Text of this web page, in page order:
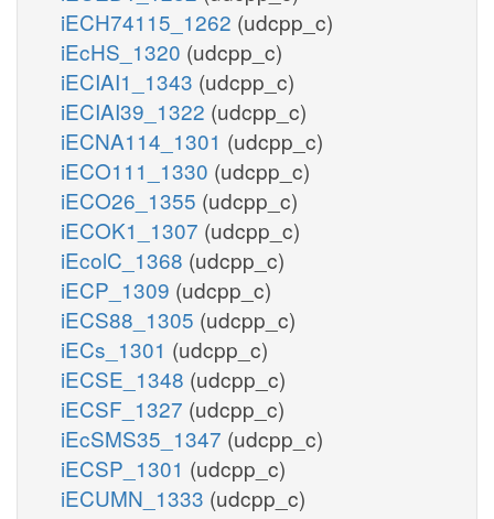
iECH74115_1262 (udcpp_c)
iEcHS_1320 (udcpp_c)
iECIAI1_1343 (udcpp_c)
iECIAI39_1322 (udcpp_c)
iECNA114_1301 (udcpp_c)
iECO111_1330 (udcpp_c)
iECO26_1355 (udcpp_c)
iECOK1_1307 (udcpp_c)
iEcolC_1368 (udcpp_c)
iECP_1309 (udcpp_c)
iECS88_1305 (udcpp_c)
iECs_1301 (udcpp_c)
iECSE_1348 (udcpp_c)
iECSF_1327 (udcpp_c)
iEcSMS35_1347 (udcpp_c)
iECSP_1301 (udcpp_c)
iECUMN_1333 (udcpp_c)